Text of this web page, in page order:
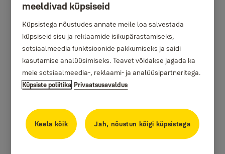
meeldivad küpsiseid
Küpsistega nõustudes annate meile loa salvestada
küpsiseid sisu ja reklaamide isikupärastamiseks,
sotsiaalmeedia funktsioonide pakkumiseks ja saidi
kasutamise analüüsimiseks. Teavet võidakse jagada ka
meie sotsiaalmeedia-, reklaami- ja analüüsipartneritega.
Küpsiste poliitika Privaatsusavaldus
Keela kõik Jah, nõustun kõigi küpsistega